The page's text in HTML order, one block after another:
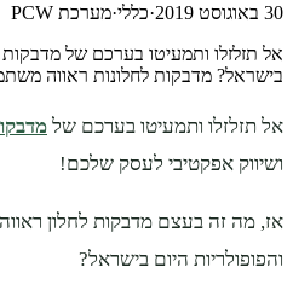
30 באוגוסט 2019 ·כללי·מערכת PCW
אל תזלזלו ותמעיטו בערכם של
בישראל? מדבקות לחלונות ראווה
אל תזלזלו ותמעיטו בערכם של
ושיווק אפקטיבי לעסק שלכם!
אז, מה זה בעצם מדבקות לחלון
והפופולריות היום בישראל?